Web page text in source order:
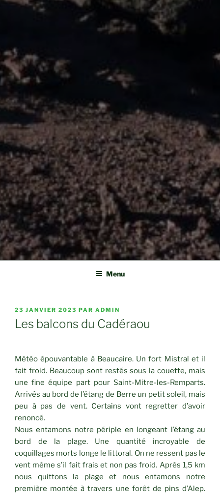
Menu
PUBLIÉ
LE
23 JANVIER 2023 PAR ADMIN
Les balcons du Cadéraou
Météo épouvantable à Beaucaire. Un fort Mistral et il
fait froid. Beaucoup sont restés sous la couette, mais
une fine équipe part pour Saint-Mitre-les-Remparts.
Arrivés au bord de l’étang de Berre un petit soleil, mais
peu à pas de vent. Certains vont regretter d’avoir
renoncé.
Nous entamons notre périple en longeant l’étang au
bord de la plage. Une quantité incroyable de
coquillages morts longe le littoral. On ne ressent pas le
vent même s’il fait frais et non pas froid. Après 1,5 km
nous quittons la plage et nous entamons notre
première montée à travers une forêt de pins d’Alep.